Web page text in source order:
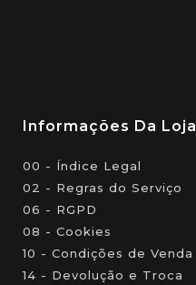
Informações Da Loja
00 - Índice Legal
02 - Regras do Serviço
06 - RGPD
08 - Cookies
10 - Condições de Venda
14 - Devolução e Troca